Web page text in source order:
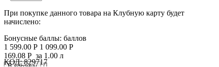
При покупке данного товара на Клубную карту будет
начислено:
Бонусные баллы: баллов
1 599.00 Р 1 099.00 Р
169.08 Р за 1.00 л
КОД: 829717